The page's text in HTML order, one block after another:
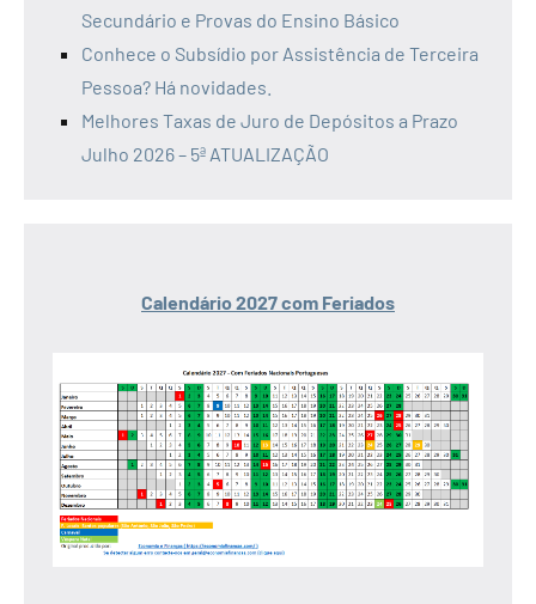
Secundário e Provas do Ensino Básico
Conhece o Subsídio por Assistência de Terceira
Pessoa? Há novidades.
Melhores Taxas de Juro de Depósitos a Prazo
Julho 2026 – 5ª ATUALIZAÇÃO
Calendário 2027 com Feriados